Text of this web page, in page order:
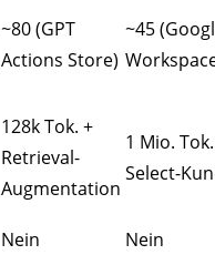
~80 (GPT
Actions Store)
~45
128k Tok. +
Retrieval-
Augmentation
1 Mio.
Select-
Nein Nein